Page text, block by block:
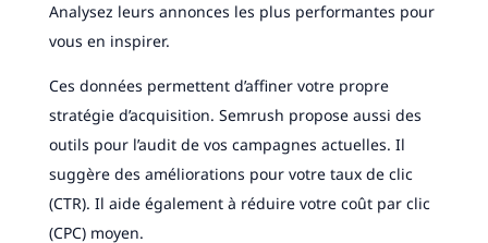
Analysez leurs annonces les plus performantes pour
vous en inspirer.
Ces données permettent d’affiner votre propre
stratégie d’acquisition. Semrush propose aussi des
outils pour l’audit de vos campagnes actuelles. Il
suggère des améliorations pour votre taux de clic
(CTR). Il aide également à réduire votre coût par clic
(CPC) moyen.